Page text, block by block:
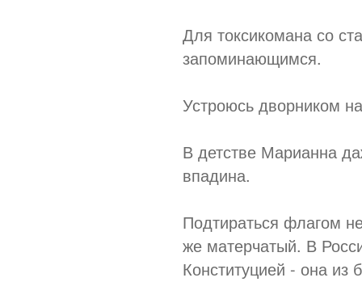
Для токсикомана со
запоминающимся.
Устроюсь дворником
В детстве Марианна
впадина.
Подтираться флагом
же матерчатый. В
Конституцией - она из